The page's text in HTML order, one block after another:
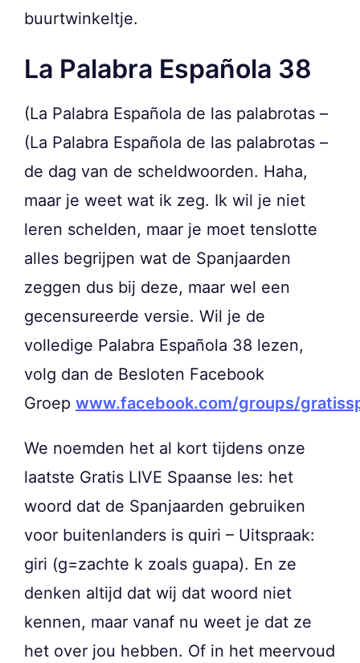
buurtwinkeltje.
La Palabra Española 38
(La Palabra Española de las palabrotas –
(La Palabra Española de las palabrotas –
de dag van de scheldwoorden. Haha,
maar je weet wat ik zeg. Ik wil je niet
leren schelden, maar je moet tenslotte
alles begrijpen wat de Spanjaarden
zeggen dus bij deze, maar wel een
gecensureerde versie. Wil je de
volledige Palabra Española 38 lezen,
volg dan de Besloten Facebook
Groep www.facebook.com/groups/
We noemden het al kort tijdens onze
laatste Gratis LIVE Spaanse les: het
woord dat de Spanjaarden gebruiken
voor buitenlanders is quiri – Uitspraak:
giri (g=zachte k zoals guapa). En ze
denken altijd dat wij dat woord niet
kennen, maar vanaf nu weet je dat ze
het over jou hebben. Of in het meervoud